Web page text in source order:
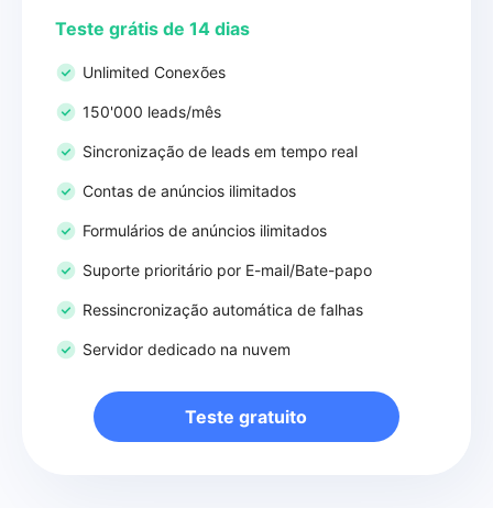
Teste grátis de 14 dias
Unlimited Conexões
150'000 leads/mês
Sincronização de leads em tempo real
Contas de anúncios ilimitados
Formulários de anúncios ilimitados
Suporte prioritário por E-mail/Bate-papo
Ressincronização automática de falhas
Servidor dedicado na nuvem
Teste gratuito